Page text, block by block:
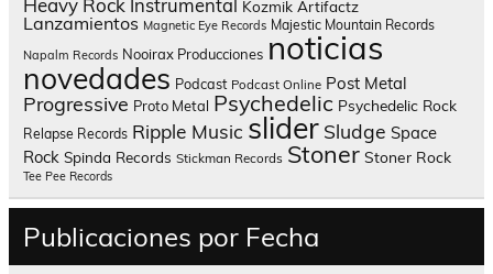
Heavy Rock Instrumental Kozmik Artifactz
Lanzamientos Magnetic Eye Records Majestic Mountain Records
Napalm Records Nooirax Producciones noticias
novedades Podcast Podcast Online Post Metal
Progressive Proto Metal Psychedelic Psychedelic Rock
Relapse Records Ripple Music slider Sludge Space
Rock Spinda Records Stickman Records Stoner Stoner Rock
Tee Pee Records
Publicaciones por Fecha